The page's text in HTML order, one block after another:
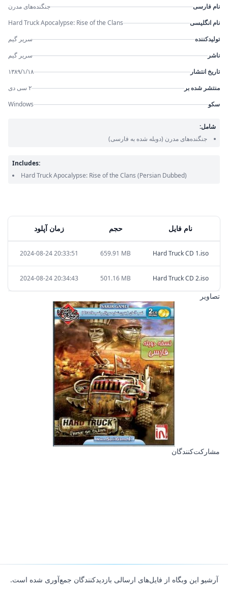
نام فایل حجم زمان آپلود
Hard Truck CD 1.iso
659.91 MB
2024-08-24 20:33:51
Hard Truck CD 2.iso
501.16 MB
2024-08-24 20:34:43
تصاویر
مشارکت‌کنندگان
نام فارسی
جنگنده‌های مدرن
نام انگلیسی
Hard Truck Apocalypse: Rise of the Clans
تولیدکننده
سریر گیم
ناشر
سریر گیم
تاریخ انتشار
۱۳۸۹/۱/۱۸
منتشر شده بر
۲ سی دی
سکو
Windows
شامل:
جنگنده‌های مدرن (دوبله شده به فارسی)
Includes:
Hard Truck Apocalypse: Rise of the Clans (Persian Dubbed)
آرشیو این وبگاه از فایل‌های ارسالی بازدیدکنندگان جمع‌آوری شده است.